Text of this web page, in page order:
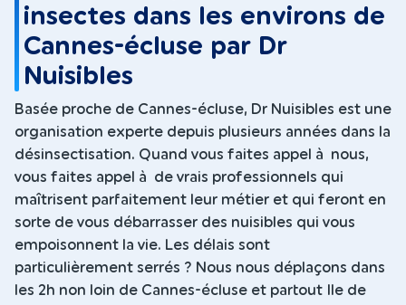
insectes dans les environs de
Cannes-écluse par Dr
Nuisibles
Basée proche de Cannes-écluse, Dr Nuisibles est une
organisation experte depuis plusieurs années dans la
désinsectisation. Quand vous faites appel à nous,
vous faites appel à de vrais professionnels qui
maîtrisent parfaitement leur métier et qui feront en
sorte de vous débarrasser des nuisibles qui vous
empoisonnent la vie. Les délais sont
particulièrement serrés ? Nous nous déplaçons dans
les 2h non loin de Cannes-écluse et partout Ile de